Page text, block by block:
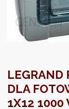
LEGRAND
DLA
1X12 1000